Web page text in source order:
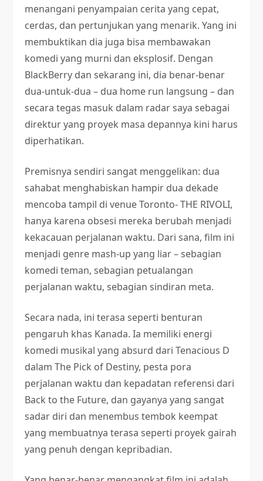
menangani penyampaian cerita yang cepat,
cerdas, dan pertunjukan yang menarik. Yang ini
membuktikan dia juga bisa membawakan
komedi yang murni dan eksplosif. Dengan
BlackBerry dan sekarang ini, dia benar-benar
dua-untuk-dua – dua home run langsung – dan
secara tegas masuk dalam radar saya sebagai
direktur yang proyek masa depannya kini harus
diperhatikan.
Premisnya sendiri sangat menggelikan: dua
sahabat menghabiskan hampir dua dekade
mencoba tampil di venue Toronto- THE RIVOLI,
hanya karena obsesi mereka berubah menjadi
kekacauan perjalanan waktu. Dari sana, film ini
menjadi genre mash-up yang liar – sebagian
komedi teman, sebagian petualangan
perjalanan waktu, sebagian sindiran meta.
Secara nada, ini terasa seperti benturan
pengaruh khas Kanada. Ia memiliki energi
komedi musikal yang absurd dari Tenacious D
dalam The Pick of Destiny, pesta pora
perjalanan waktu dan kepadatan referensi dari
Back to the Future, dan gayanya yang sangat
sadar diri dan menembus tembok keempat
yang membuatnya terasa seperti proyek gairah
yang penuh dengan kepribadian.